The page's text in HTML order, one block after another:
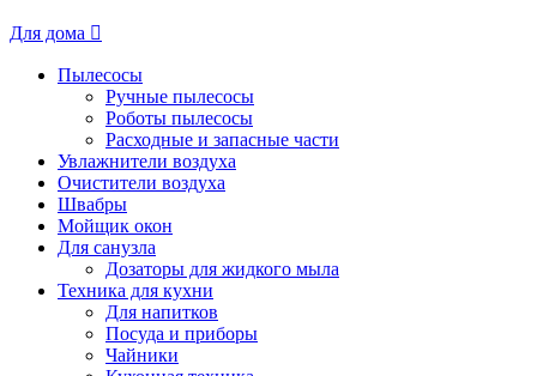
Для дома
Пылесосы
Ручные пылесосы
Роботы пылесосы
Расходные и запасные части
Увлажнители воздуха
Очистители воздуха
Швабры
Мойщик окон
Для санузла
Дозаторы для жидкого мыла
Техника для кухни
Для напитков
Посуда и приборы
Чайники